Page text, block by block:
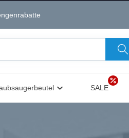
SALE